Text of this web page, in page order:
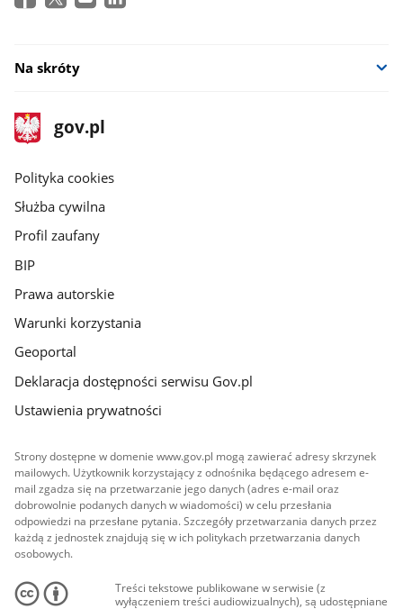
Na skróty
stopka
gov.pl
Strona
gov.pl
gov.pl
Polityka cookies
Służba cywilna
Profil zaufany
BIP
Prawa autorskie
Warunki korzystania
Geoportal
Deklaracja dostępności serwisu Gov.pl
Ustawienia prywatności
Strony dostępne w domenie www.gov.pl mogą zawierać adresy skrzynek
mailowych. Użytkownik korzystający z odnośnika będącego adresem e-
mail zgadza się na przetwarzanie jego danych (adres e-mail oraz
dobrowolnie podanych danych w wiadomości) w celu przesłania
odpowiedzi na przesłane pytania. Szczegóły przetwarzania danych przez
każdą z jednostek znajdują się w ich politykach przetwarzania danych
osobowych.
Treści tekstowe publikowane w serwisie (z
wyłączeniem treści audiowizualnych), są udostępniane